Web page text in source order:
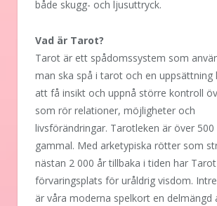
både skugg- och ljusuttryck.
Vad är Tarot?
Tarot är ett spådomssystem som
man ska spå i tarot och en
att få insikt och uppnå större kontroll
som rör relationer, möjligheter och
livsförändringar. Tarotleken är över 500
gammal. Med arketypiska rötter som
nästan 2 000 år tillbaka i tiden har
förvaringsplats för uråldrig visdom.
är våra moderna spelkort en delmängd